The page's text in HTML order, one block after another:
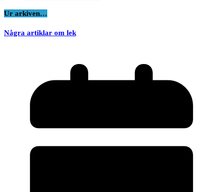
Ur arkiven…
Några artiklar om lek